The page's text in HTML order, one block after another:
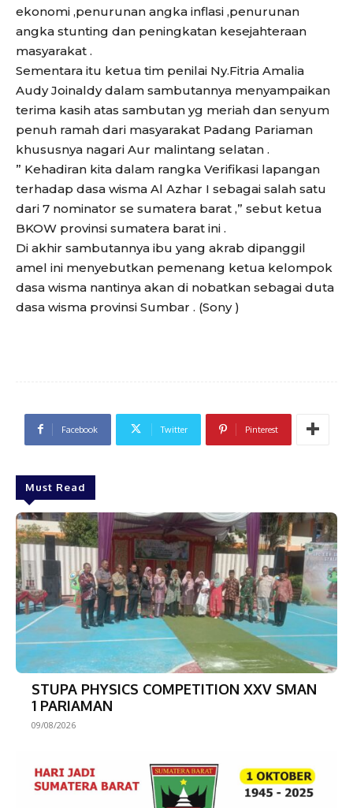
ekonomi ,penurunan angka inflasi ,penurunan
angka stunting dan peningkatan kesejahteraan
masyarakat .
Sementara itu ketua tim penilai Ny.Fitria Amalia
Audy Joinaldy dalam sambutannya menyampaikan
terima kasih atas sambutan yg meriah dan senyum
penuh ramah dari masyarakat Padang Pariaman
khususnya nagari Aur malintang selatan .
” Kehadiran kita dalam rangka Verifikasi lapangan
terhadap dasa wisma Al Azhar I sebagai salah satu
dari 7 nominator se sumatera barat ,” sebut ketua
BKOW provinsi sumatera barat ini .
Di akhir sambutannya ibu yang akrab dipanggil
amel ini menyebutkan pemenang ketua kelompok
dasa wisma nantinya akan di nobatkan sebagai duta
dasa wisma provinsi Sumbar . (Sony )
Facebook Twitter Pinterest
Must Read
STUPA PHYSICS COMPETITION XXV SMAN
1 PARIAMAN
09/08/2026